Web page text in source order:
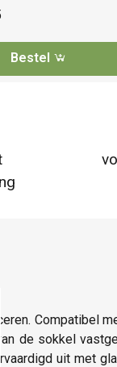
Bestel
Compatibel
de sokkel
uit met